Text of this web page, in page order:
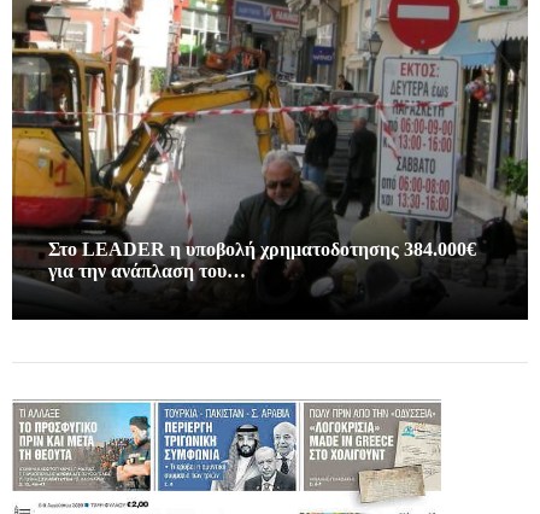
Στο LEADER η υποβολή χρηματοδοτησης 384.000€
για την ανάπλαση του…